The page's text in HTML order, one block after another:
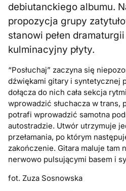
debiutanckiego albumu.
propozycja grupy
stanowi pełen
kulminacyjny płyty.
“Posłuchaj” zaczyna się
dźwiękami gitary i syntetycznej
dołącza do nich cała sekcja
wprowadzić słuchacza w trans,
potrafi wprowadzić samotna
autostradzie. Utwór utrzymuje
przełamania, po którym
zakończenie. Gitara maluje tam
nerwowo pulsującymi basem i
fot. Zuza Sosnowska